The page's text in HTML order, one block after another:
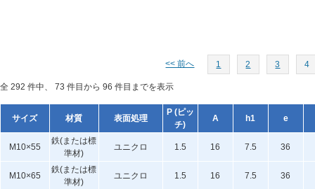
<< 前へ 1 2 3 4
全 292 件中、 73 件目から 96 件目までを表示
サイズ 材質 表面処理
P (ピッ
チ)
A h1 e
M10×55
鉄(または標
準材)
ユニクロ 1.5 16 7.5 36
M10×65
鉄(または標
準材)
ユニクロ 1.5 16 7.5 36